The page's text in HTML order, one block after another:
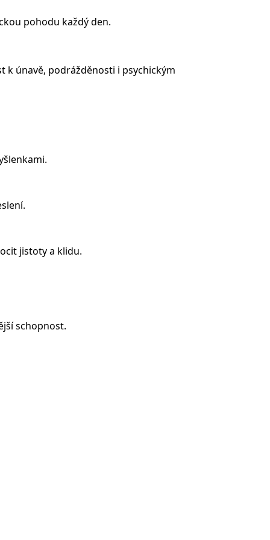
pohodu každý den.
k únavě, podrážděnosti i psychickým
jistoty a klidu.
schopnost.